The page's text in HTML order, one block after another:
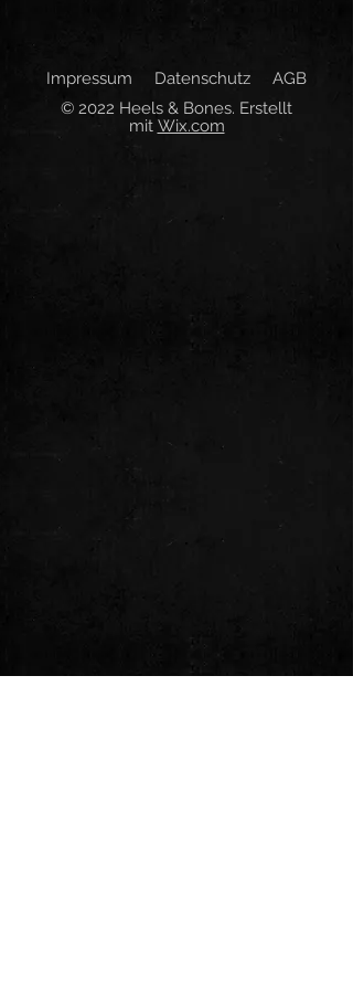
Impressum Datenschutz
AGB
© 2022 Heels & Bones. Erstellt
mit Wix.com